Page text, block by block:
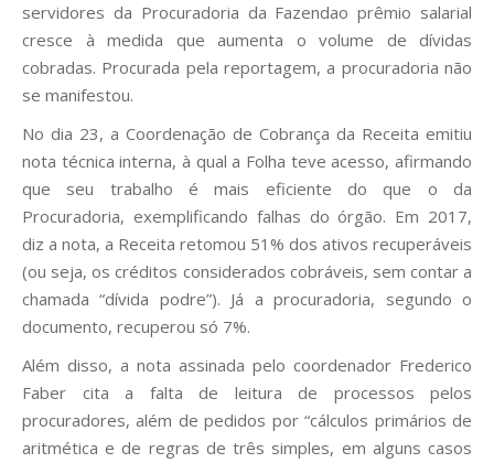
servidores da Procuradoria da Fazendao prêmio salarial
cresce à medida que aumenta o volume de dívidas
cobradas. Procurada pela reportagem, a procuradoria não
se manifestou.
No dia 23, a Coordenação de Cobrança da Receita emitiu
nota técnica interna, à qual a Folha teve acesso, afirmando
que seu trabalho é mais eficiente do que o da
Procuradoria, exemplificando falhas do órgão. Em 2017,
diz a nota, a Receita retomou 51% dos ativos recuperáveis
(ou seja, os créditos considerados cobráveis, sem contar a
chamada “dívida podre”). Já a procuradoria, segundo o
documento, recuperou só 7%.
Além disso, a nota assinada pelo coordenador Frederico
Faber cita a falta de leitura de processos pelos
procuradores, além de pedidos por “cálculos primários de
aritmética e de regras de três simples, em alguns casos